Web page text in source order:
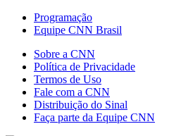
Programação
Equipe CNN Brasil
Sobre a CNN
Política de Privacidade
Termos de Uso
Fale com a CNN
Distribuição do Sinal
Faça parte da Equipe CNN